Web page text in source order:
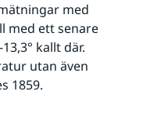
med
med ett senare
kallt där.
1859.